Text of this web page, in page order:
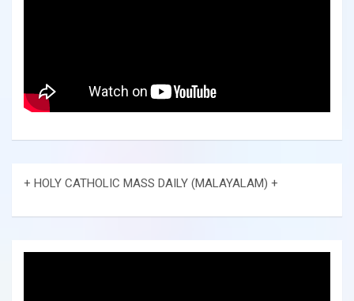
+ HOLY CATHOLIC MASS DAILY (MALAYALAM) +